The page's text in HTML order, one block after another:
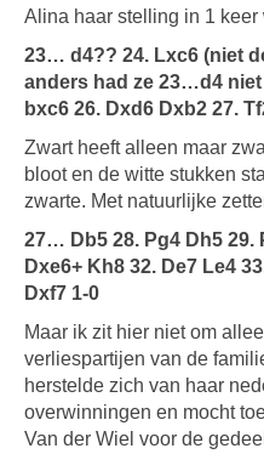
Alina haar stelling in 1 keer
23… d4?? 24. Lxc6 (niet
anders had ze 23…d4
bxc6 26. Dxd6 Dxb2 27.
Zwart heeft alleen maar
bloot en de witte stukken
zwarte. Met natuurlijke
27… Db5 28. Pg4 Dh5 29.
Dxe6+ Kh8 32. De7 Le4
Dxf7 1-0
Maar ik zit hier niet om
verliespartijen van de
herstelde zich van haar
overwinningen en mocht
Van der Wiel voor de